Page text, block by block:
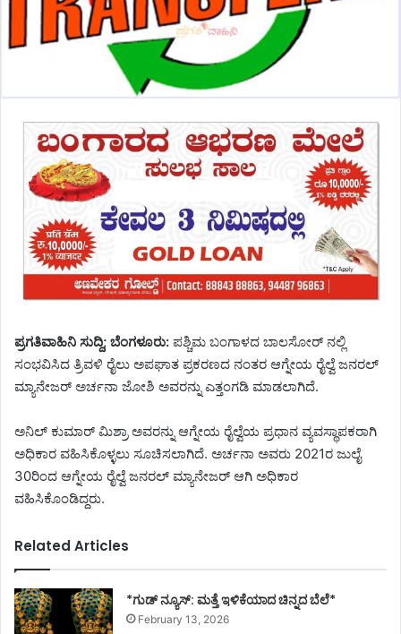
ಪ್ರಗತಿವಾಹಿನಿ ಸುದ್ದಿ; ಬೆಂಗಳೂರು: ಪಶ್ಚಿಮ ಬಂಗಾಳದ ಬಾಲಸೋರ್ ನಲ್ಲಿ
ಸಂಭವಿಸಿದ ತ್ರಿವಳಿ ರೈಲು ಅಪಘಾತ ಪ್ರಕರಣದ ನಂತರ ಆಗ್ನೇಯ ರೈಲ್ವೆ ಜನರಲ್
ಮ್ಯಾನೇಜರ್ ಅರ್ಚನಾ ಜೋಶಿ ಅವರನ್ನು ಎತ್ತಂಗಡಿ ಮಾಡಲಾಗಿದೆ.
ಅನಿಲ್ ಕುಮಾರ್ ಮಿಶ್ರಾ ಅವರನ್ನು ಆಗ್ನೇಯ ರೈಲ್ವೆಯ ಪ್ರಧಾನ ವ್ಯವಸ್ಥಾಪಕರಾಗಿ
ಅಧಿಕಾರ ವಹಿಸಿಕೊಳ್ಳಲು ಸೂಚಿಸಲಾಗಿದೆ. ಅರ್ಚನಾ ಅವರು 2021ರ ಜುಲೈ
30ರಿಂದ ಆಗ್ನೇಯ ರೈಲ್ವೆ ಜನರಲ್ ಮ್ಯಾನೇಜರ್ ಆಗಿ ಅಧಿಕಾರ
ವಹಿಸಿಕೊಂಡಿದ್ದರು.
Related Articles
*ಗುಡ್ ನ್ಯೂಸ್: ಮತ್ತೆ ಇಳಿಕೆಯಾದ ಚಿನ್ನದ ಬೆಲೆ*
February 13, 2026